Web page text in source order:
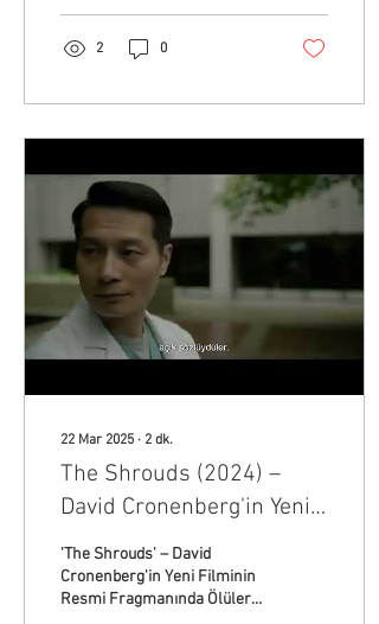
2 0
22 Mar 2025 ∙ 2 dk.
The Shrouds (2024) –
David Cronenberg'in Yeni
Kabusu Sinemalara
Geliyor
'The Shrouds' – David
Cronenberg'in Yeni Filminin
Resmi Fragmanında Ölülerin